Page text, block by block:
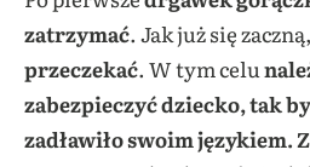
zatrzymać. Jak już się zaczną,
przeczekać. W tym celu
zabezpieczyć dziecko, tak
zadławiło swoim językiem.